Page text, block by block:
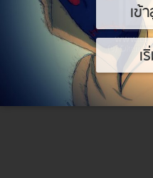
เข้
เ